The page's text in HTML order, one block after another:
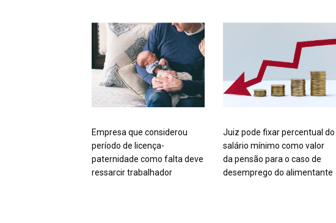
Empresa que considerou
período de licença-
paternidade como falta deve
ressarcir trabalhador
Juiz pode fixar percentual do
salário mínimo como valor
da pensão para o caso de
desemprego do alimentante